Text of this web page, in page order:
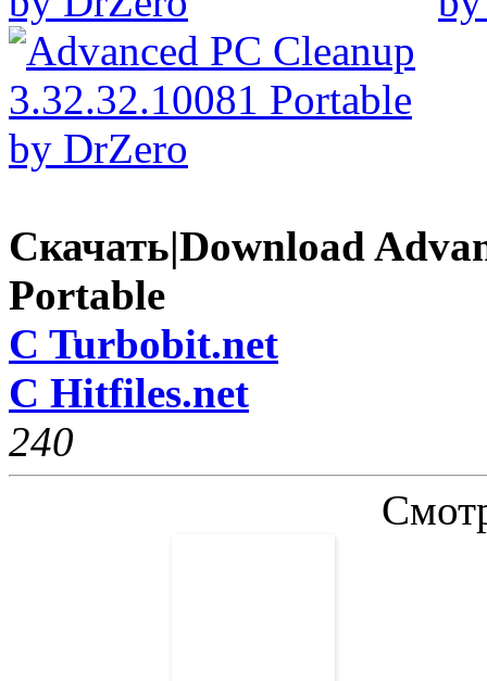
Скачать|Download
Portable
C Turbobit.net
C Hitfiles.net
240